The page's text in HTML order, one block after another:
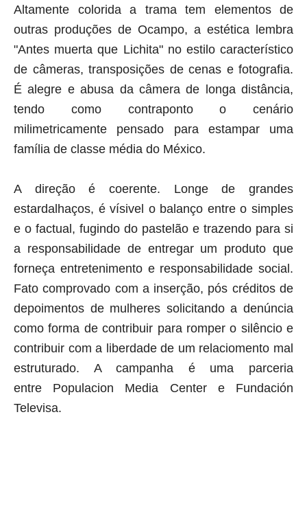
Altamente colorida a trama tem elementos de
outras produções de Ocampo, a estética lembra
"Antes muerta que Lichita" no estilo característico
de câmeras, transposições de cenas e fotografia.
É alegre e abusa da câmera de longa distância,
tendo como contraponto o cenário
milimetricamente pensado para estampar uma
família de classe média do México.
A direção é coerente. Longe de grandes
estardalhaços, é vísivel o balanço entre o simples
e o factual, fugindo do pastelão e trazendo para si
a responsabilidade de entregar um produto que
forneça entretenimento e responsabilidade social.
Fato comprovado com a inserção, pós créditos de
depoimentos de mulheres solicitando a denúncia
como forma de contribuir para romper o silêncio e
contribuir com a liberdade de um relaciomento mal
estruturado. A campanha é uma parceria
entre Populacion Media Center e Fundación
Televisa.